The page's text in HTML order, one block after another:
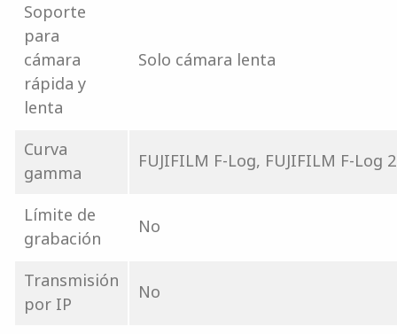
Soporte
para
cámara
rápida y
lenta
Solo cámara lenta
Curva
gamma
FUJIFILM F-Log, FUJIFILM F-Log 2
Límite de
grabación
No
Transmisión
por IP
No